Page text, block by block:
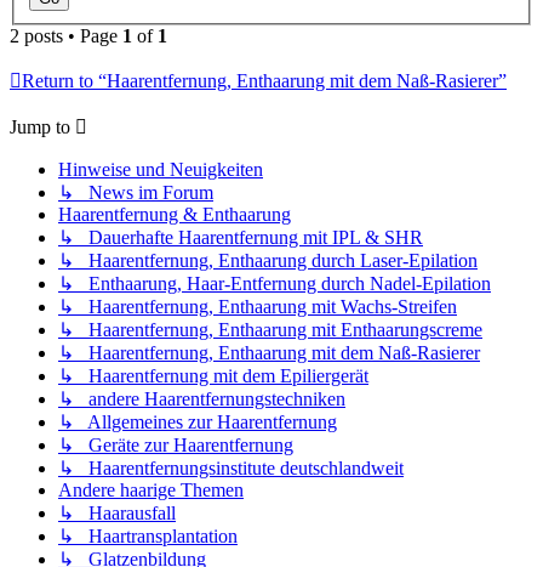
2 posts • Page 1 of 1
Return to “Haarentfernung, Enthaarung mit dem Naß-Rasierer”
Jump to
Hinweise und Neuigkeiten
↳ News im Forum
Haarentfernung & Enthaarung
↳ Dauerhafte Haarentfernung mit IPL & SHR
↳ Haarentfernung, Enthaarung durch Laser-Epilation
↳ Enthaarung, Haar-Entfernung durch Nadel-Epilation
↳ Haarentfernung, Enthaarung mit Wachs-Streifen
↳ Haarentfernung, Enthaarung mit Enthaarungscreme
↳ Haarentfernung, Enthaarung mit dem Naß-Rasierer
↳ Haarentfernung mit dem Epiliergerät
↳ andere Haarentfernungstechniken
↳ Allgemeines zur Haarentfernung
↳ Geräte zur Haarentfernung
↳ Haarentfernungsinstitute deutschlandweit
Andere haarige Themen
↳ Haarausfall
↳ Haartransplantation
↳ Glatzenbildung